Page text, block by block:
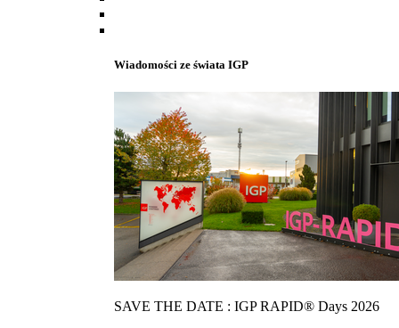
Wiadomości ze świata IGP
SAVE THE DATE : IGP RAPID® Days 2026